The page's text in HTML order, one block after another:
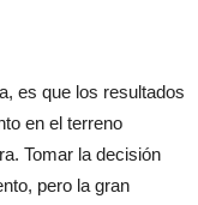
es que los resultados
en el terreno
Tomar la decisión
pero la gran